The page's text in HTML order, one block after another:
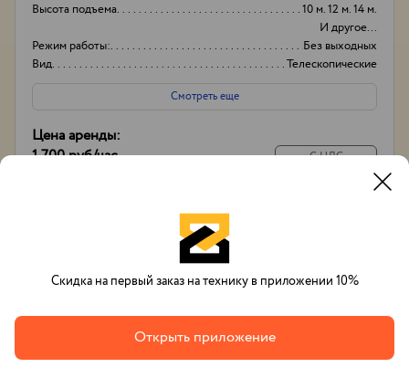
Высота подъема
10 м. 12 м. 14 м.
И другое...
Режим работы:
Без выходных
Вид
Телескопические
Высота вышки
17м
Смотреть еще
Цена аренды:
1 700 руб/час
С НДС
Позвонить
Вячеслав Тихонов
Скидка на первый заказ на технику в приложении 10%
Открыть приложение